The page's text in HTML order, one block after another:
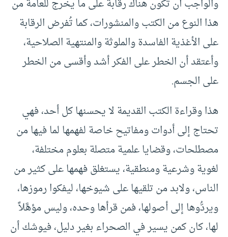
والواجب أن تكون هناك رقابة على ما يخرج للعامة من
هذا النوع من الكتب والمنشورات، كما تُفرض الرقابة
على الأغذية الفاسدة والملوثة والمنتهية الصلاحية،
وأعتقد أن الخطر على الفكر أشد وأقسى من الخطر
على الجسم.
هذا وقراءة الكتب القديمة لا يحسنها كل أحد، فهي
تحتاج إلى أدوات ومفاتيح خاصة لفهمها لما فيها من
مصطلحات، وقضايا علمية متصلة بعلوم مختلفة،
لغوية وشرعية ومنطقية، يستغلق فهمها على كثير من
الناس، ولابد من تلقيها على شيوخها، ليفكوا رموزها،
ويردُّوها إلى أصولها، فمن قرأها وحده، وليس مؤهَّلاً
لها، كان كمن يسير في الصحراء بغير دليل، فيوشك أن